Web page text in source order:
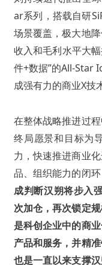
ar系列，搭载自研
场景覆盖，极大地
收入和毛利水平大
件+数据”的All-Star
成强有力的商业X技
在整体战略推进过
终局愿景和目标为
力，快速推进商业
品、组织能力的闭
成判断汉朔将步入
次加仓，再次锁定
是科创企业中的商
产品和服务，并精
也是一直以来支撑